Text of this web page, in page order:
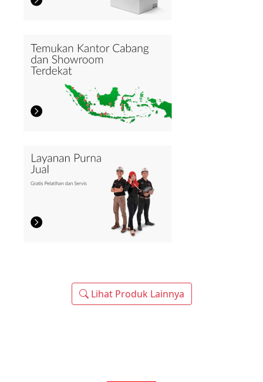
Lihat Produk Lainnya